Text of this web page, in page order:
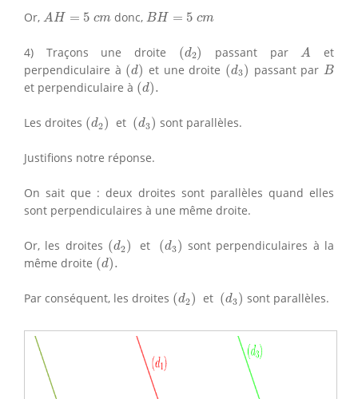
Or, AH = 5 cm
A H= cm donc, BH = 5 cm
BH= cm
4) Traçons une droite (d2)
(d2) passant parA
A
et
perpendiculaire à (d)
(d) et une droite (d3)
(d3) passant parB
B
et perpendiculaire à (d).
(d).
Les droites (d2)
(d2) et (d3)
(d3) sont parallèles.
Justifions notre réponse.
On sait que : deux droites sont parallèles quand elles
sont perpendiculaires à une même droite.
Or, les droites (d2)
(d2) et (d3)
(d3) sont perpendiculaires à la
même droite (d).
(d).
Par conséquent, les droites (d2)
(d2) et (d3)
(d3) sont parallèles.